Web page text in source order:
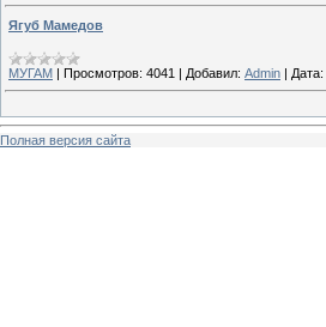
Ягуб Мамедов
МУГАМ | Просмотров: 4041 | Добавил: Admin | Дата:
Полная версия сайта